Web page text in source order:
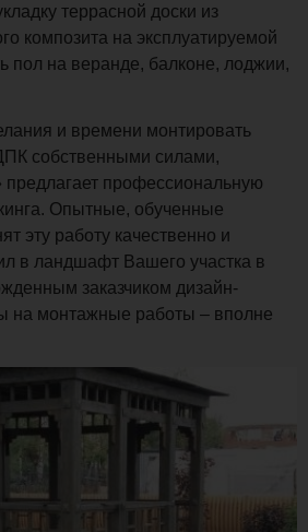
террасной доски из
композита на эксплуатируемой
пол на веранде, балконе, лоджии,
и времени монтировать
собственными силами,
профессиональную
Опытные, обученные
эту работу качественно и
в ландшафт Вашего участка в
заказчиком дизайн-
на монтажные работы – вполне